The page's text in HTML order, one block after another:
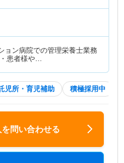
ョン病院での管理栄養士業務
患者様や…
児所・育児補助 積極採用中
問い合わせる